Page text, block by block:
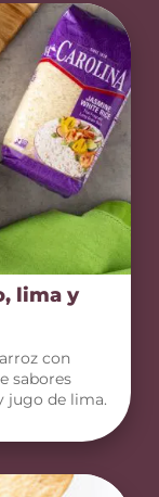
lima y
con
sabores
jugo de lima.